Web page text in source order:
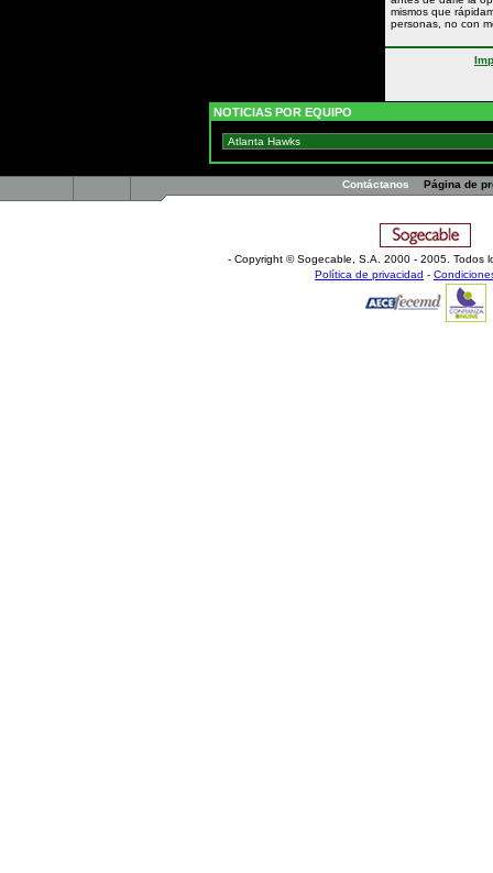
mismos que
personas, no con
NOTICIAS POR EQUIPO
Contáctanos Página de
- Copyright © Sogecable, S.A. 2000 - 2005. Todos
Política de privacidad -